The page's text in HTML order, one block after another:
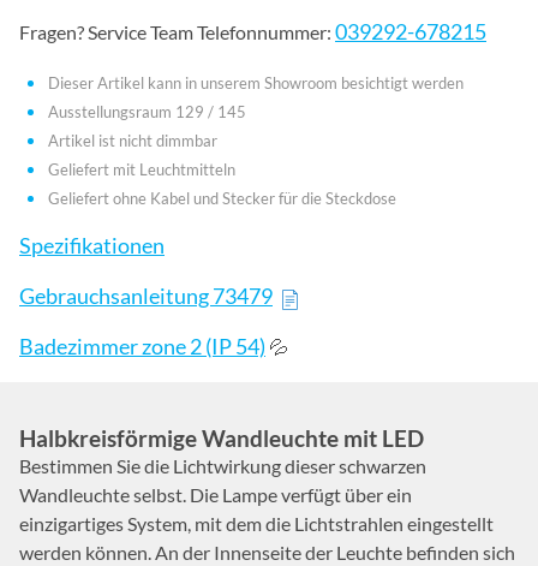
Fragen? Service Team Telefonnummer: 039292-678215
Dieser Artikel kann in unserem Showroom besichtigt werden
Ausstellungsraum 129 / 145
Artikel ist nicht dimmbar
Geliefert mit Leuchtmitteln
Geliefert ohne Kabel und Stecker für die Steckdose
Spezifikationen
Gebrauchsanleitung 73479
Badezimmer zone 2 (IP 54) 💦
Halbkreisförmige Wandleuchte mit LED
Bestimmen Sie die Lichtwirkung dieser schwarzen
Wandleuchte selbst. Die Lampe verfügt über ein
einzigartiges System, mit dem die Lichtstrahlen eingestellt
werden können. An der Innenseite der Leuchte befinden sich